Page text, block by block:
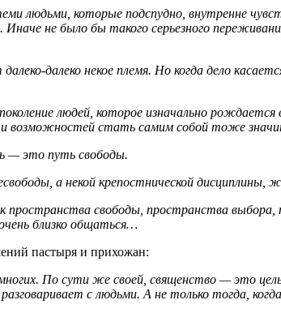
людьми, которые подспудно, внутренне
не было бы такого серьезного
далеко некое племя. Но когда дело
людей, которое изначально
и возможностей стать самим собой тоже
— это путь свободы.
а некой крепостнической дисциплины,
свободы, пространства
близко общаться…
пастыря и прихожан:
По сути же своей, священство — это
с людьми. А не только тогда,